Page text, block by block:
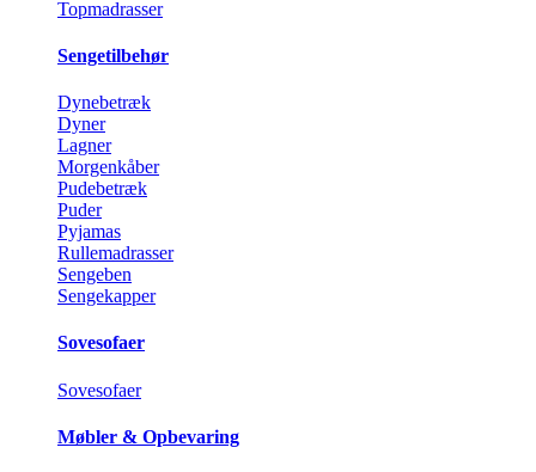
Topmadrasser
Sengetilbehør
Dynebetræk
Dyner
Lagner
Morgenkåber
Pudebetræk
Puder
Pyjamas
Rullemadrasser
Sengeben
Sengekapper
Sovesofaer
Sovesofaer
Møbler & Opbevaring